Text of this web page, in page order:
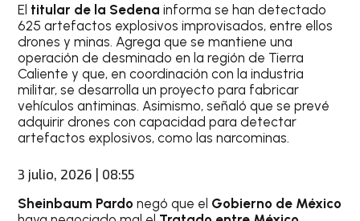
El titular de la Sedena informa se han detectado
625 artefactos explosivos improvisados, entre ellos
drones y minas. Agrega que se mantiene una
operación de desminado en la región de Tierra
Caliente y que, en coordinación con la industria
militar, se desarrolla un proyecto para fabricar
vehículos antiminas. Asimismo, señaló que se prevé
adquirir drones con capacidad para detectar
artefactos explosivos, como las narcominas.
3 julio, 2026 | 08:55
Sheinbaum Pardo negó que el Gobierno de México